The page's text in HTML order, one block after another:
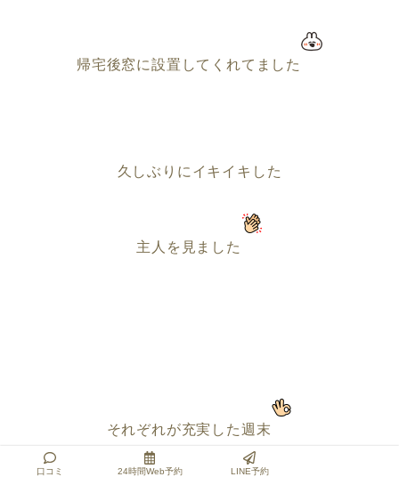
帰宅後窓に設置してくれてました
久しぶりにイキイキした
主人を見ました
それぞれが充実した週末
口コミ 24時間Web予約 LINE予約